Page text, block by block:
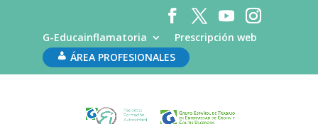
G-Educainflamatoria
Prescripción web
ÁREA PROFESIONALES